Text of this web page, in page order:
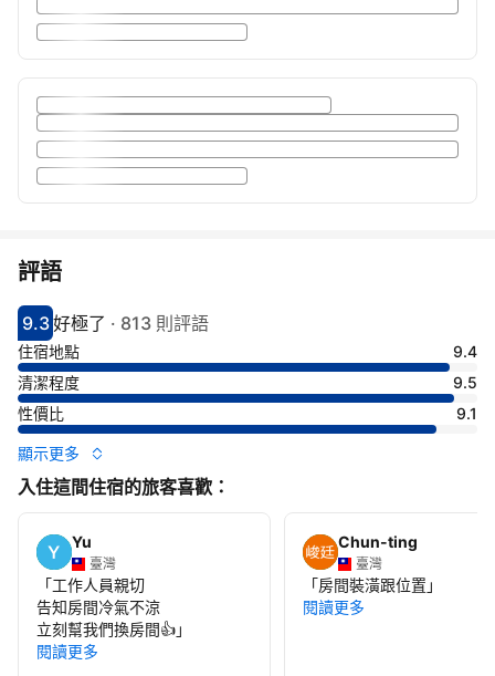
評語
分數9.3分
9.3
評比好極了
好極了 · 813 則評語
住宿地點
9.4
清潔程度
9.5
性價比
9.1
顯示更多
入住這間住宿的旅客喜歡：
Yu
臺灣
「工作人員親切
告知房間冷氣不涼
立刻幫我們換房間👍」
閱讀更多
Chun-ting
臺灣
「房間裝潢跟位置 」
閱讀更多